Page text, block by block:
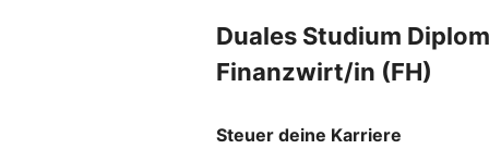
Duales Studium
Finanzwirt/in (FH)
Steuer deine Karriere